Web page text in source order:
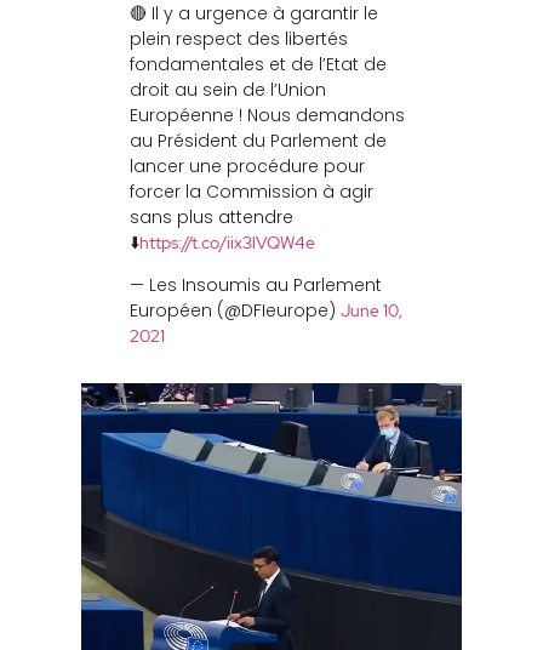
🔴 Il y a urgence à garantir le
plein respect des libertés
fondamentales et de l’Etat de
droit au sein de l’Union
Européenne ! Nous demandons
au Président du Parlement de
lancer une procédure pour
forcer la Commission à agir
sans plus attendre
⬇️https://t.co/iix3lVQW4e
— Les Insoumis au Parlement
Européen (@DFIeurope) June 10,
2021